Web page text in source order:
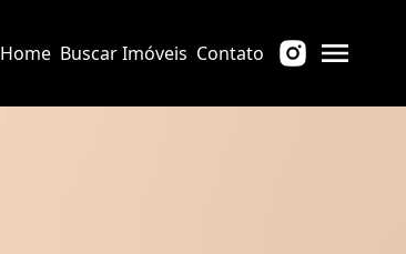
Home Buscar Imóveis Contato